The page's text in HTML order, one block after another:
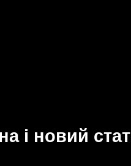
і новий